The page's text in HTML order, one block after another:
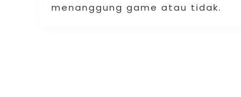
menanggung game atau tidak.